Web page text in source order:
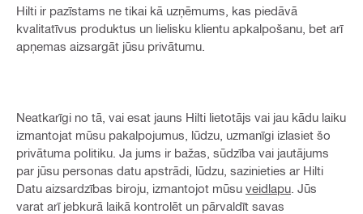
Hilti ir pazīstams ne tikai kā uzņēmums, kas piedāvā
kvalitatīvus produktus un lielisku klientu apkalpošanu, bet arī
apņemas aizsargāt jūsu privātumu.
Neatkarīgi no tā, vai esat jauns Hilti lietotājs vai jau kādu laiku
izmantojat mūsu pakalpojumus, lūdzu, uzmanīgi izlasiet šo
privātuma politiku. Ja jums ir bažas, sūdzība vai jautājums
par jūsu personas datu apstrādi, lūdzu, sazinieties ar Hilti
Datu aizsardzības biroju, izmantojot mūsu veidlapu . Jūs
varat arī jebkurā laikā kontrolēt un pārvaldīt savas